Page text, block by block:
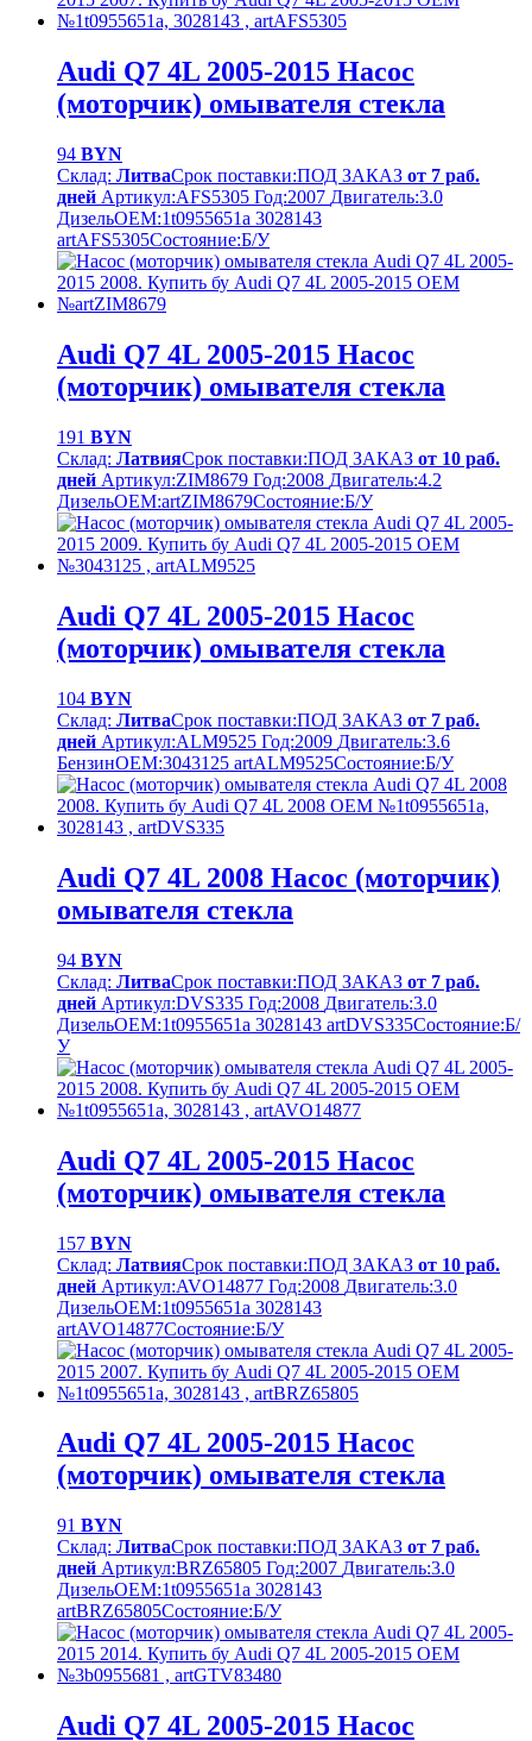
Audi Q7 4L 2005-2015 Насос
(моторчик) омывателя стекла
94 BYN
Склад: ЛитваСрок поставки:ПОД ЗАКАЗ от 7 раб.
дней Артикул:AFS5305 Год:2007 Двигатель:3.0
ДизельOEM:1t0955651a 3028143
artAFS5305Cостояние:Б/У
Audi Q7 4L 2005-2015 Насос
(моторчик) омывателя стекла
191 BYN
Склад: ЛатвияСрок поставки:ПОД ЗАКАЗ от 10 раб.
дней Артикул:ZIM8679 Год:2008 Двигатель:4.2
ДизельOEM:artZIM8679Cостояние:Б/У
Audi Q7 4L 2005-2015 Насос
(моторчик) омывателя стекла
104 BYN
Склад: ЛитваСрок поставки:ПОД ЗАКАЗ от 7 раб.
дней Артикул:ALM9525 Год:2009 Двигатель:3.6
БензинOEM:3043125 artALM9525Cостояние:Б/У
Audi Q7 4L 2008 Насос (моторчик)
омывателя стекла
94 BYN
Склад: ЛитваСрок поставки:ПОД ЗАКАЗ от 7 раб.
дней Артикул:DVS335 Год:2008 Двигатель:3.0
ДизельOEM:1t0955651a 3028143 artDVS335Cостояние:Б/
У
Audi Q7 4L 2005-2015 Насос
(моторчик) омывателя стекла
157 BYN
Склад: ЛатвияСрок поставки:ПОД ЗАКАЗ от 10 раб.
дней Артикул:AVO14877 Год:2008 Двигатель:3.0
ДизельOEM:1t0955651a 3028143
artAVO14877Cостояние:Б/У
Audi Q7 4L 2005-2015 Насос
(моторчик) омывателя стекла
91 BYN
Склад: ЛитваСрок поставки:ПОД ЗАКАЗ от 7 раб.
дней Артикул:BRZ65805 Год:2007 Двигатель:3.0
ДизельOEM:1t0955651a 3028143
artBRZ65805Cостояние:Б/У
Audi Q7 4L 2005-2015 Насос